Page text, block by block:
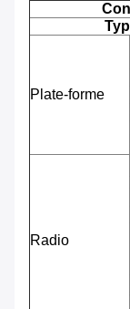
Plate-forme
Radio